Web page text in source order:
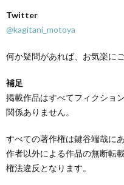
Twitter
@kagitani_motoya
何か疑問があれば、お気楽に
補足
掲載作品はすべてフィクショ
関係ありません。
すべての著作権は鍵谷端哉にあ
作者以外による作品の無断転
権法違反となります。